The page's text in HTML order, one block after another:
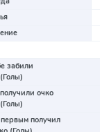
забили
(Голы)
очко
(Голы)
получил